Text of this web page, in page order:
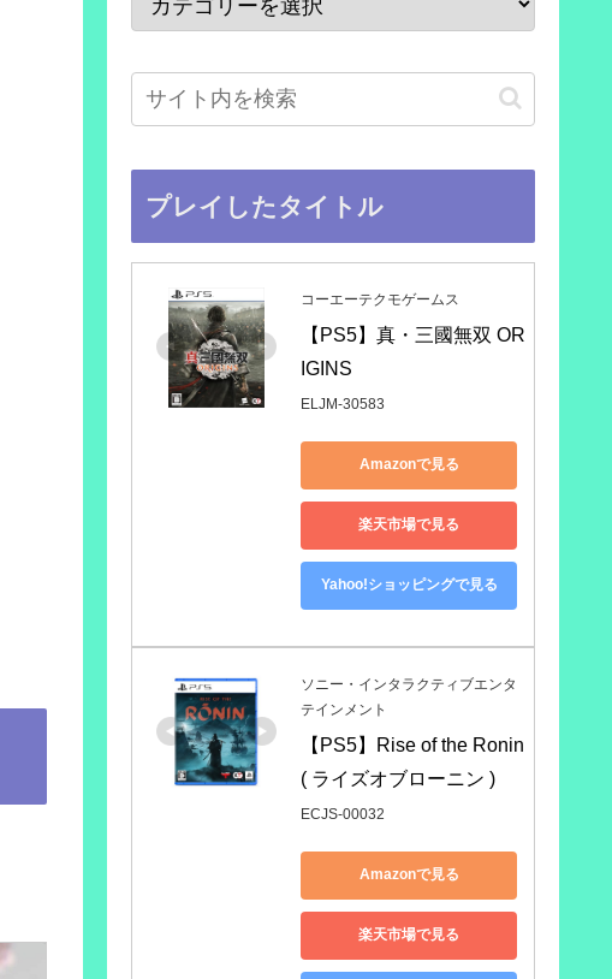
プレイしたタイトル
コーエーテクモゲームス
【PS5】真・三國無双 OR
IGINS
ELJM-30583
Amazonで見る
楽天市場で見る
Yahoo!ショッピングで見る
ソニー・インタラクティブエンタ
テインメント
【PS5】Rise of the Ronin
( ライズオブローニン )
ECJS-00032
Amazonで見る
楽天市場で見る